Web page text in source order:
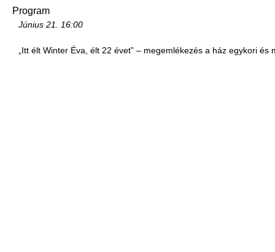
Program
Június 21. 16:00
„Itt élt Winter Éva, élt 22 évet” – megemlékezés a ház egykori és